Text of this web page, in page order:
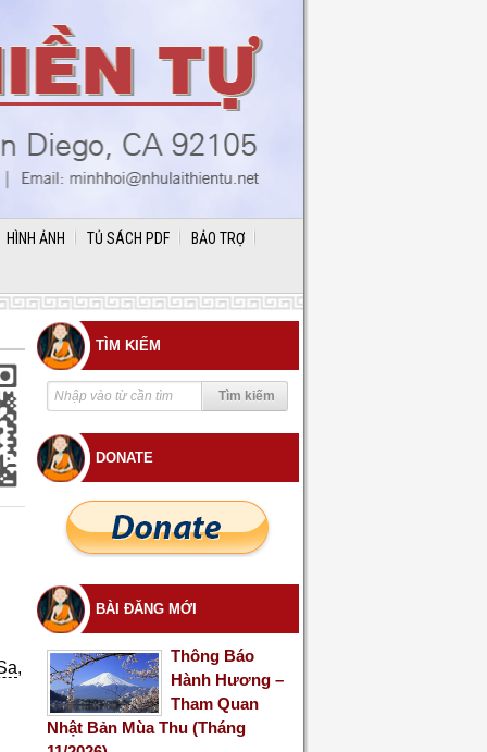
HÌNH ẢNH TỦ SÁCH PDF BẢO TRỢ
,
TÌM KIẾM
DONATE
BÀI ĐĂNG MỚI
Thông Báo
Hành Hương –
Tham Quan
Nhật Bản Mùa Thu (Tháng